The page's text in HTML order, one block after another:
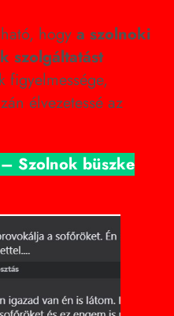
hogy a szolnoki
szolgáltatást
figyelmessége,
élvezetessé az
Szolnok büszke